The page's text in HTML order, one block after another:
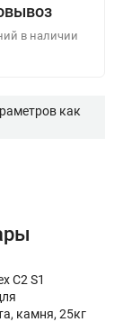
в наличии
как
С2 S1
камня, 25кг